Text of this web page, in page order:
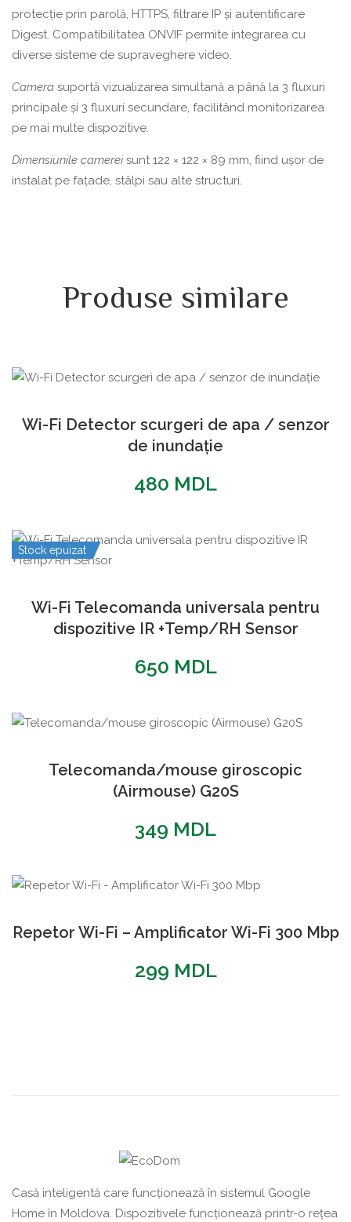
protecție prin parolă, HTTPS, filtrare IP și autentificare
Digest. Compatibilitatea ONVIF permite integrarea cu
diverse sisteme de supraveghere video.
Camera suportă vizualizarea simultană a până la 3 fluxuri
principale și 3 fluxuri secundare, facilitând monitorizarea
pe mai multe dispozitive.
Dimensiunile camereisunt 122 × 122 × 89 mm, fiind ușor de
instalat pe fațade, stâlpi sau alte structuri.
Produse similare
Wi-Fi Detector scurgeri de apa / senzor
de inundație
480 MDL
Stock epuizat
Wi-Fi Telecomanda universala pentru
dispozitive IR +Temp/RH Sensor
650 MDL
Telecomanda/mouse giroscopic
(Airmouse) G20S
349 MDL
Repetor Wi-Fi – Amplificator Wi-Fi 300 Mbp
299 MDL
Casă inteligentă care funcționează în sistemul Google
Home în Moldova. Dispozitivele funcționează printr-o rețea